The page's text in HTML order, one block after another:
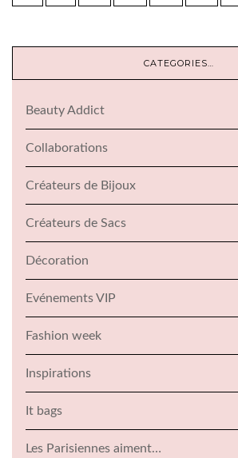
CATEGORIES…
Beauty Addict
Collaborations
Créateurs de Bijoux
Créateurs de Sacs
Décoration
Evénements VIP
Fashion week
Inspirations
It bags
Les Parisiennes aiment…